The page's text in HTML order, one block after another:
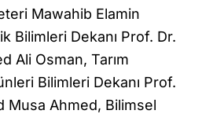
Mawahib Elamin
Bilimleri Dekanı Prof. Dr.
Ali Osman, Tarım
Bilimleri Dekanı Prof.
Musa Ahmed, Bilimsel